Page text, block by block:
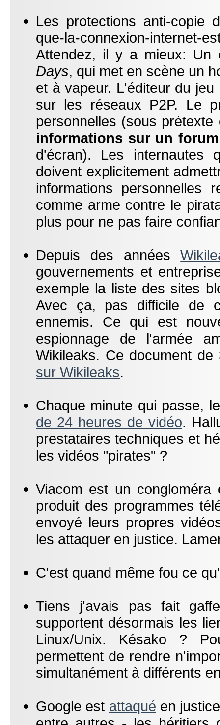
Les protections anti-copie
que-la-connexion-internet-
Attendez, il y a mieux:
Days, qui met en scène un
et à vapeur. L'éditeur du
sur les réseaux P2P. Le
personnelles (sous
informations sur un
d'écran). Les internautes
doivent explicitement
informations personnelles
comme arme contre le
plus pour ne pas faire
Depuis des années
gouvernements et
exemple la liste des sites
Avec ça, pas difficile de
ennemis. Ce qui est
espionnage de l'armée
Wikileaks. Ce document
sur Wikileaks.
Chaque minute qui passe,
de 24 heures de vidéo.
prestataires techniques et
les vidéos "pirates" ?
Viacom est un
produit des programmes
envoyé leurs propres
les attaquer en justice.
C'est quand même fou ce
Tiens j'avais pas fait
supportent désormais les
Linux/Unix. Késako ?
permettent de rendre
simultanément à différents
Google est attaqué en